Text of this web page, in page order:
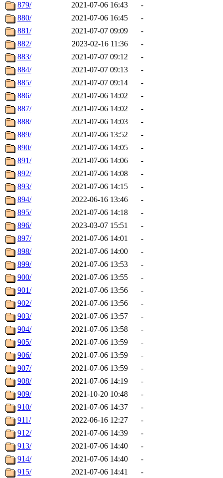
879/
2021-07-06 16:43
-
880/
2021-07-06 16:45
-
881/
2021-07-07 09:09
-
882/
2023-02-16 11:36
-
883/
2021-07-07 09:12
-
884/
2021-07-07 09:13
-
885/
2021-07-07 09:14
-
886/
2021-07-06 14:02
-
887/
2021-07-06 14:02
-
888/
2021-07-06 14:03
-
889/
2021-07-06 13:52
-
890/
2021-07-06 14:05
-
891/
2021-07-06 14:06
-
892/
2021-07-06 14:08
-
893/
2021-07-06 14:15
-
894/
2022-06-16 13:46
-
895/
2021-07-06 14:18
-
896/
2023-03-07 15:51
-
897/
2021-07-06 14:01
-
898/
2021-07-06 14:00
-
899/
2021-07-06 13:53
-
900/
2021-07-06 13:55
-
901/
2021-07-06 13:56
-
902/
2021-07-06 13:56
-
903/
2021-07-06 13:57
-
904/
2021-07-06 13:58
-
905/
2021-07-06 13:59
-
906/
2021-07-06 13:59
-
907/
2021-07-06 13:59
-
908/
2021-07-06 14:19
-
909/
2021-10-20 10:48
-
910/
2021-07-06 14:37
-
911/
2022-06-16 12:27
-
912/
2021-07-06 14:39
-
913/
2021-07-06 14:40
-
914/
2021-07-06 14:40
-
915/
2021-07-06 14:41
-